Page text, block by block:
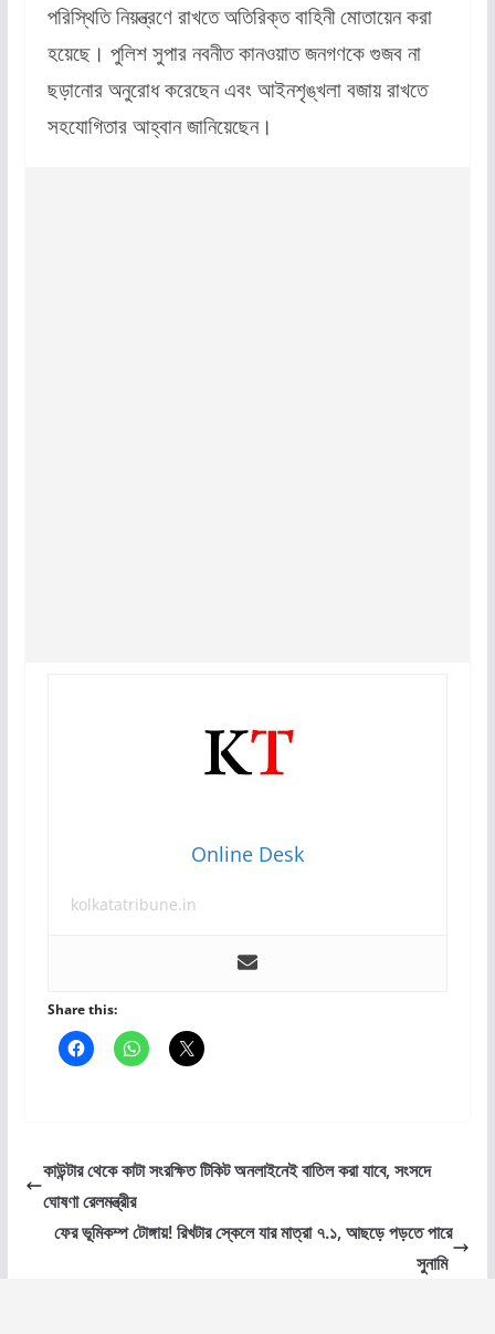
পরিস্থিতি নিয়ন্ত্রণে রাখতে অতিরিক্ত বাহিনী মোতায়েন করা
হয়েছে। পুলিশ সুপার নবনীত কানওয়াত জনগণকে গুজব না
ছড়ানোর অনুরোধ করেছেন এবং আইনশৃঙ্খলা বজায় রাখতে
সহযোগিতার আহ্বান জানিয়েছেন।
Online Desk
kolkatatribune.in
Share this:
কাউন্টার থেকে কাটা সংরক্ষিত টিকিট অনলাইনেই বাতিল করা যাবে, সংসদে
ঘোষণা রেলমন্ত্রীর
ফের ভূমিকম্প টোঙ্গায়! রিখটার স্কেলে যার মাত্রা ৭.১, আছড়ে পড়তে পারে
সুনামি